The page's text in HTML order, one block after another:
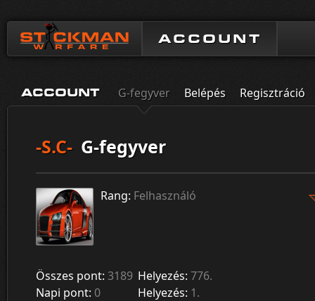
ACCOUNT
ACCOUNT G-fegyver Belépés Regisztráció
-S.C- G-fegyver
Rang: Felhasználó
Összes pont: 3189 Helyezés: 776.
Napi pont: 0 Helyezés: 1.